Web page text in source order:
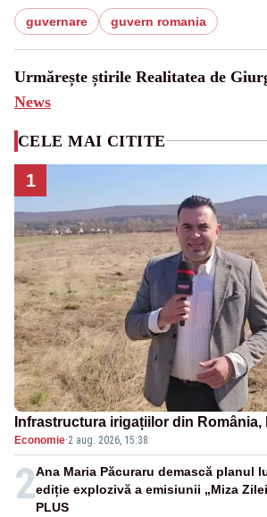
guvernare guvern romania
Urmărește știrile Realitatea de
News
CELE MAI CITITE
1
Infrastructura irigațiilor din România,
Economie·2 aug. 2026, 15:38
2Ana Maria Păcuraru demască planul
ediție explozivă a emisiunii „Miza
PLUS